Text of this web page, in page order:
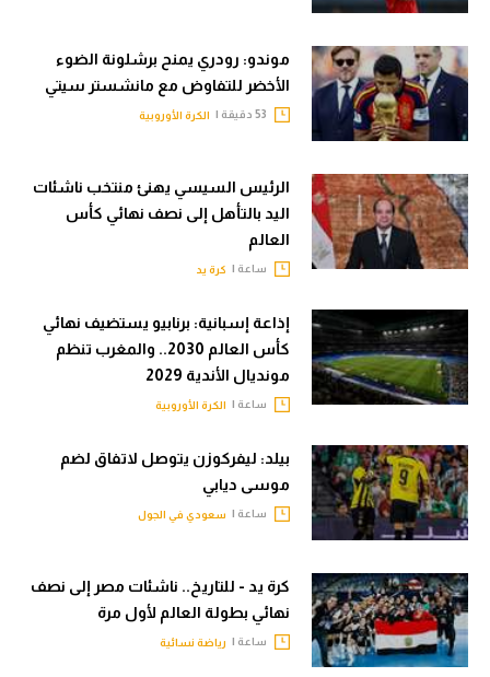
موندو: رودري يمنح برشلونة الضوء
الأخضر للتفاوض مع مانشستر سيتي
الكرة الأوروبية
الرئيس السيسي يهنئ منتخب ناشئات
اليد بالتأهل إلى نصف نهائي كأس
العالم
ساعة | كرة يد
إذاعة إسبانية: برنابيو يستضيف نهائي
كأس العالم 2030.. والمغرب تنظم
مونديال الأندية 2029
ساعة | الكرة الأوروبية
بيلد: ليفركوزن يتوصل لاتفاق لضم
موسى ديابي
ساعة | سعودي في الجول
كرة يد - للتاريخ.. ناشئات مصر إلى نصف
نهائي بطولة العالم لأول مرة
ساعة | رياضة نسائية